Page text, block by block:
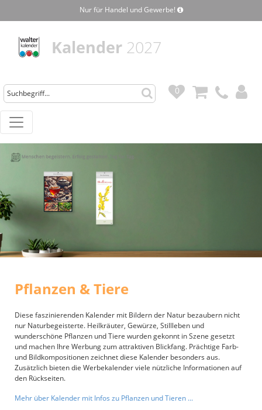
Nur für Handel und Gewerbe!
Kalender 2027
0
Pflanzen & Tiere
Diese faszinierenden Kalender mit Bildern der Natur bezaubern nicht
nur Naturbegeisterte. Heilkräuter, Gewürze, Stillleben und
wunderschöne Pflanzen und Tiere wurden gekonnt in Szene gesetzt
und machen Ihre Werbung zum attraktiven Blickfang. Prächtige Farb-
und Bildkompositionen zeichnet diese Kalender besonders aus.
Zusätzlich bieten die Werbekalender viele nützliche Informationen auf
den Rückseiten.
Mehr über Kalender mit Infos zu Pflanzen und Tieren ...